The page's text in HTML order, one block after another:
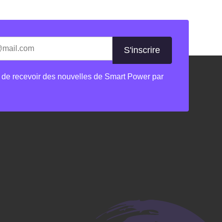
de recevoir des nouvelles de Smart Power par